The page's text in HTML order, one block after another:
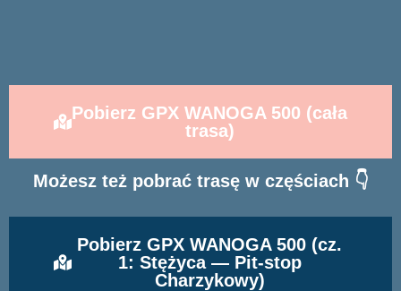
Pobierz GPX WANOGA 500 (cała
trasa)
Możesz też pobrać trasę w częściach 👇
Pobierz GPX WANOGA 500 (cz.
1: Stężyca — Pit-stop
Charzykowy)